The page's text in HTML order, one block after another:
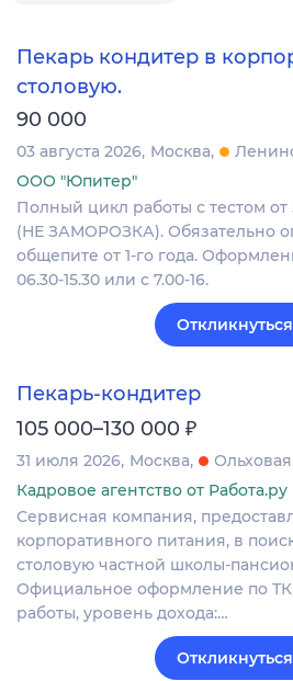
Пекарь кондитер в
столовую.
90 000
03 августа 2026 Москва
ООО "Юпитер"
Полный цикл работы с тестом
(НЕ ЗАМОРОЗКА). Обязательно
общепите от 1-го года.
06.30-15.30 или с 7.00-16.
Откликнуться
Пекарь-кондитер
105 000–130 000 ₽
31 июля 2026 Москва
Ольховая
Кадровое агентство от Работа.ру
Сервисная компания,
корпоративного питания, в
столовую частной школы-
Официальное оформление по ТК
работы, уровень дохода:…
Откликнуться